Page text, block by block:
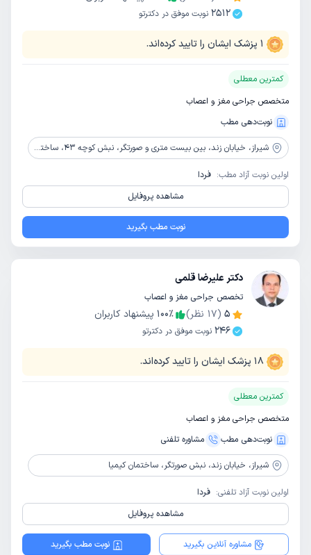
2512 نوبت موفق در دکترتو
1 پزشک ایشان را تایید کرده‌اند.
کمترین معطلی
متخصص جراحی مغز و اعصاب
نوبت‌دهی مطب
شیراز، خیابان زند، بین بیست متری و صورتگر، نبش کوچه 43، ساختمان پزشکان فارس، طبقه 3، واحد 6
اولین نوبت آزاد مطب: فردا
مشاهده پروفایل
نوبت مطب بگیرید
دکتر علیرضا قلمی
تخصص جراحی مغز و اعصاب
5
(
17 نظر) 100٪
پیشنهاد کاربران
246 نوبت موفق در دکترتو
18 پزشک ایشان را تایید کرده‌اند.
کمترین معطلی
متخصص جراحی مغز و اعصاب
نوبت‌دهی مطب
مشاوره‌ تلفنی
شیراز، خیابان زند، نبش صورتگر، ساختمان کیمیا
اولین نوبت آزاد تلفنی: فردا
مشاهده پروفایل
مشاوره آنلاین بگیرید نوبت مطب بگیرید